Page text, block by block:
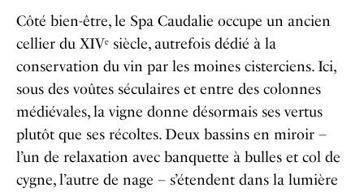
Côté bien-être, le Spa Caudalie occupe un ancien
cellier du XIVᵉ siècle, autrefois dédié à la
conservation du vin par les moines cisterciens. Ici,
sous des voûtes séculaires et entre des colonnes
médiévales, la vigne donne désormais ses vertus
plutôt que ses récoltes. Deux bassins en miroir –
l’un de relaxation avec banquette à bulles et col de
cygne, l’autre de nage – s’étendent dans la lumière